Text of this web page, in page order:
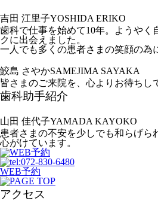
吉田 江里子YOSHIDA ERIKO
歯科で仕事を始めて10年。ようやく
クに出会えました。
一人でも多くの患者さまの笑顔の為
鮫島 さやかSAMEJIMA SAYAKA
皆さまのご来院を、心よりお待ちし
歯科助手紹介
山田 佳代子YAMADA KAYOKO
患者さまの不安を少しでも和らげら
心がけています。
WEB予約
アクセス